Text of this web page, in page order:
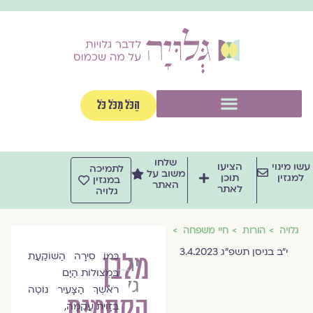
הַכֹּל מִכֹּל כֹּל
מינוי
למגזין
הציעו
תוכן
לאתר
שלחו
משוב על
האתר
לתמיכה
במגזין
גלויה
גלויה הורות חיי משפחה
י״ב בניסן תשפ״ג 3.4.2023
מלבן
יהורם
גלילי
כְּמוֹ סִירָה הַשּׁוֹקַעַת
בִּמְצוּלוֹת הַיַּם
רֹאשְׁךָ הַצָּעִיר נוֹטֶה
בְּזָוִית עֲקֻמָּה,